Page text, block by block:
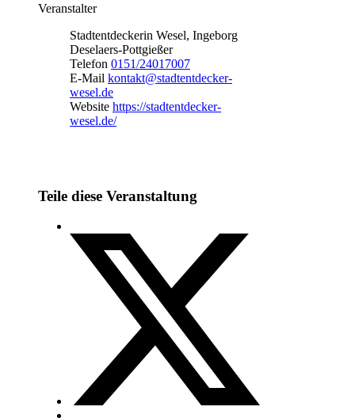
Veranstalter
Stadtentdeckerin Wesel, Ingeborg
Deselaers-Pottgießer
Telefon 0151/24017007
E-Mail kontakt@stadtentdecker-
wesel.de
Website https://stadtentdecker-
wesel.de/
Teile diese Veranstaltung